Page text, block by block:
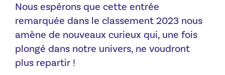
Nous espérons que cette entrée
remarquée dans le classement 2023 nous
amène de nouveaux curieux qui, une fois
plongé dans notre univers, ne voudront
plus repartir !